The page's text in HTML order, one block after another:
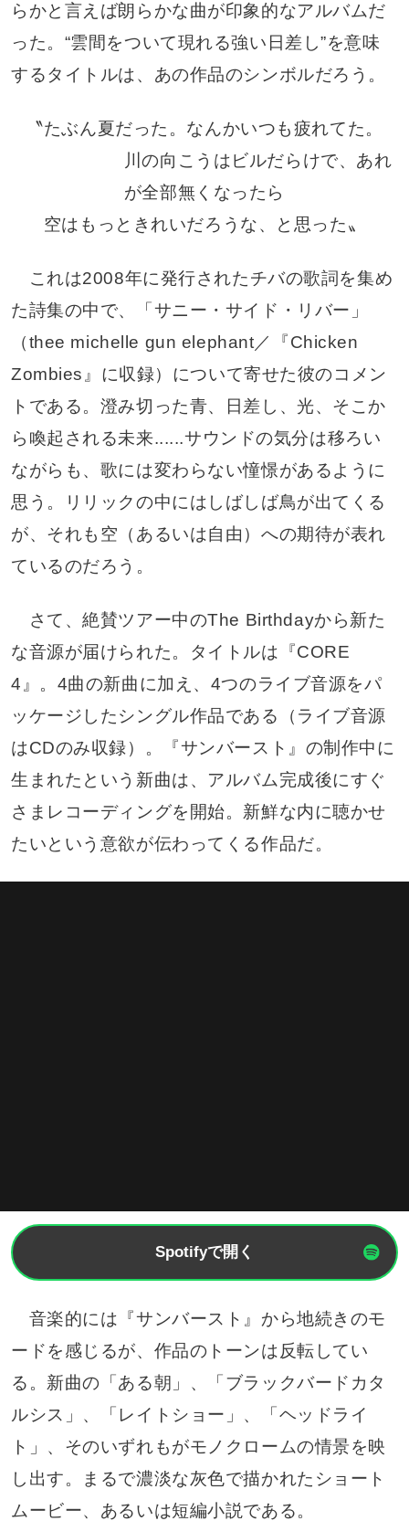
らかと言えば朗らかな曲が印象的なアルバムだ
った。“雲間をついて現れる強い日差し”を意味
するタイトルは、あの作品のシンボルだろう。
〝たぶん夏だった。なんかいつも疲れてた。
川の向こうはビルだらけで、あれ
が全部無くなったら
空はもっときれいだろうな、と思った〟
これは2008年に発行されたチバの歌詞を集め
た詩集の中で、「サニー・サイド・リバー」
（thee michelle gun elephant／『Chicken
Zombies』に収録）について寄せた彼のコメン
トである。澄み切った青、日差し、光、そこか
ら喚起される未来......サウンドの気分は移ろい
ながらも、歌には変わらない憧憬があるように
思う。リリックの中にはしばしば鳥が出てくる
が、それも空（あるいは自由）への期待が表れ
ているのだろう。
さて、絶賛ツアー中のThe Birthdayから新た
な音源が届けられた。タイトルは『CORE
4』。4曲の新曲に加え、4つのライブ音源をパ
ッケージしたシングル作品である（ライブ音源
はCDのみ収録）。『サンバースト』の制作中に
生まれたという新曲は、アルバム完成後にすぐ
さまレコーディングを開始。新鮮な内に聴かせ
たいという意欲が伝わってくる作品だ。
Spotifyで開く
音楽的には『サンバースト』から地続きのモ
ードを感じるが、作品のトーンは反転してい
る。新曲の「ある朝」、「ブラックバードカタ
ルシス」、「レイトショー」、「ヘッドライ
ト」、そのいずれもがモノクロームの情景を映
し出す。まるで濃淡な灰色で描かれたショート
ムービー、あるいは短編小説である。